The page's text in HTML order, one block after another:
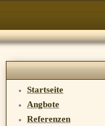
Startseite
Angbote
Referenzen